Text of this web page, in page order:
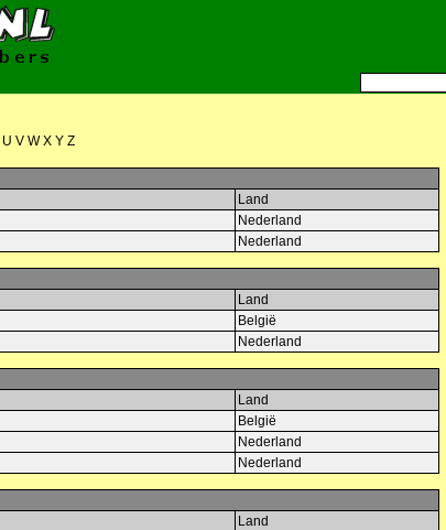
U V W X Y Z
Land
Nederland
Nederland
Land
België
Nederland
Land
België
Nederland
Nederland
Land